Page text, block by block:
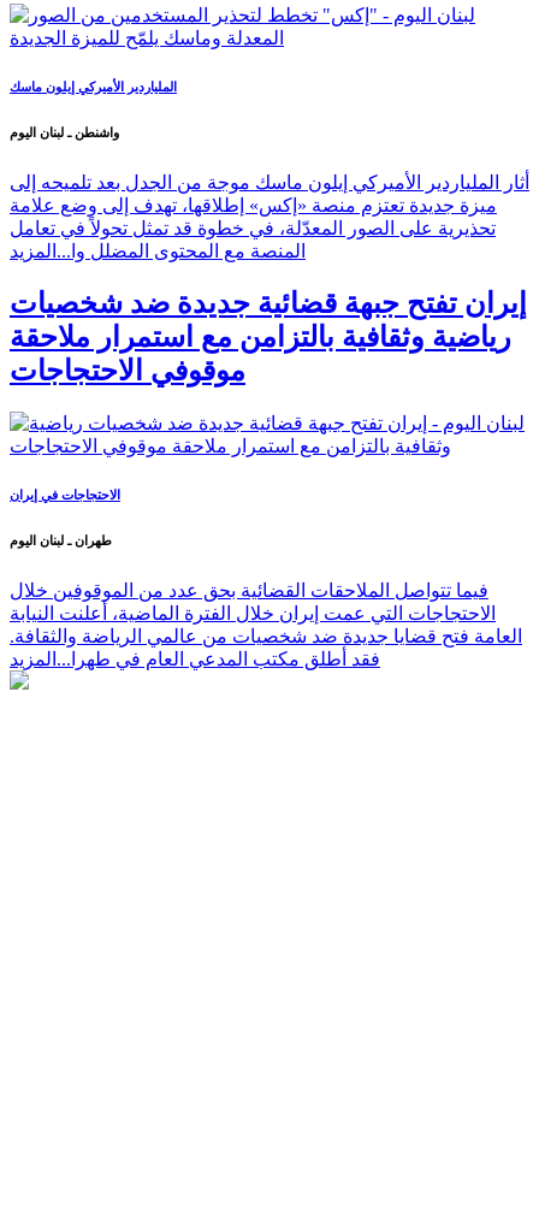
الملياردير الأميركي إيلون ماسك
واشنطن ـ لبنان اليوم
أثار الملياردير الأميركي إيلون ماسك موجة من الجدل بعد تلميحه إلى
ميزة جديدة تعتزم منصة «إكس» إطلاقها، تهدف إلى وضع علامة
تحذيرية على الصور المعدّلة، في خطوة قد تمثل تحولاً في تعامل
المنصة مع المحتوى المضلل وا... المزيد
إيران تفتح جبهة قضائية جديدة ضد شخصيات
رياضية وثقافية بالتزامن مع استمرار ملاحقة
موقوفي الاحتجاجات
الاحتجاجات في إيران
طهران ـ لبنان اليوم
فيما تتواصل الملاحقات القضائية بحق عدد من الموقوفين خلال
الاحتجاجات التي عمت إيران خلال الفترة الماضية، أعلنت النيابة
العامة فتح قضايا جديدة ضد شخصيات من عالمي الرياضة والثقافة.
فقد أطلق مكتب المدعي العام في طهرا... المزيد